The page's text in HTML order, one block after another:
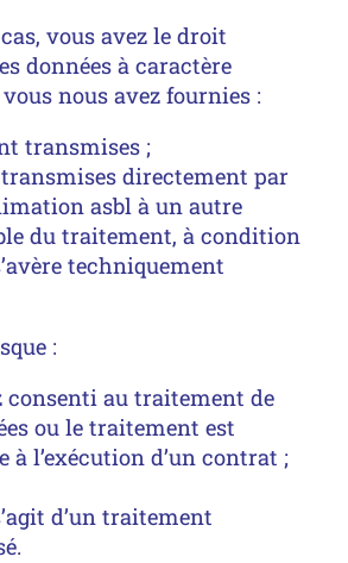
vous avez le droit
données à caractère
nous avez fournies :
transmises ;
directement par
asbl à un autre
du traitement, à condition
techniquement
:
consenti au traitement de
ou le traitement est
à l’exécution d’un contrat ;
d’un traitement